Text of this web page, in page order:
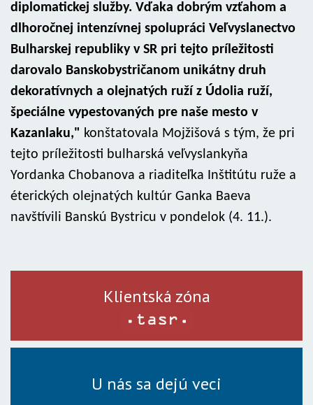
diplomatickej služby. Vďaka dobrým vzťahom a
dlhoročnej intenzívnej spolupráci Veľvyslanectvo
Bulharskej republiky v SR pri tejto príležitosti
darovalo Banskobystričanom unikátny druh
dekoratívnych a olejnatých ruží z Údolia ruží,
špeciálne vypestovaných pre naše mesto v
Kazanlaku," konštatovala Mojžišová s tým, že pri
tejto príležitosti bulharská veľvyslankyňa
Yordanka Chobanova a riaditeľka Inštitútu ruže a
éterických olejnatých kultúr Ganka Baeva
navštívili Banskú Bystricu v pondelok (4. 11.).
Klientská zóna
U nás sa dejú veci